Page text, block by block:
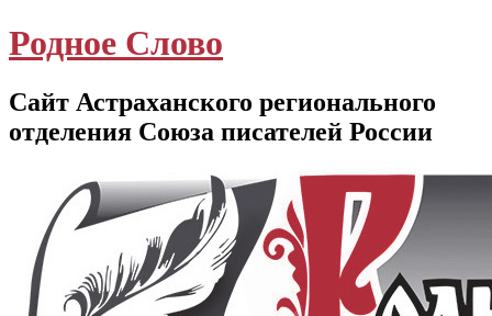
Родное Слово
Сайт Астраханского регионального
отделения Союза писателей России